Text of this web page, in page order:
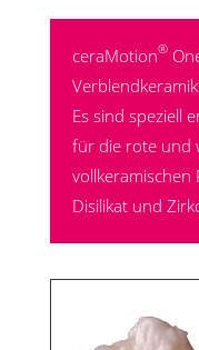
ceraMotion®
Es sind speziell
für die rote und
vollkeramischen
Disilikat und